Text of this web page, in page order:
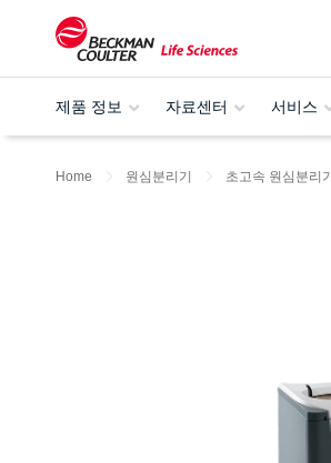
제품 정보 자료센터 서비스
Home 원심분리기 초고속 원심분리기